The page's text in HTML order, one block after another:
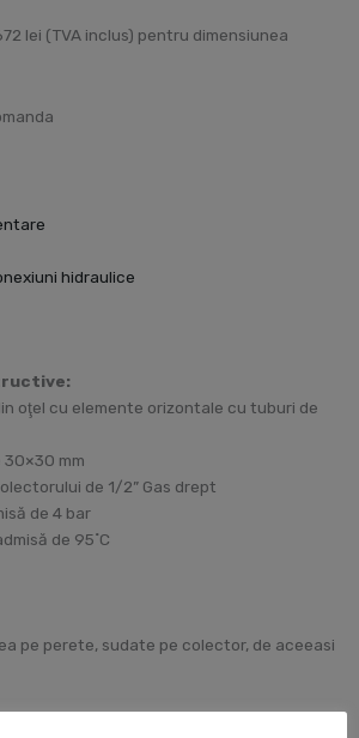
lei (TVA inclus) pentru dimensiunea
hidraulice
oţel cu elemente orizontale cu tuburi de
mm
de 1/2” Gas drept
de 4 bar
de 95˚C
pe perete, sudate pe colector, de aceeasi